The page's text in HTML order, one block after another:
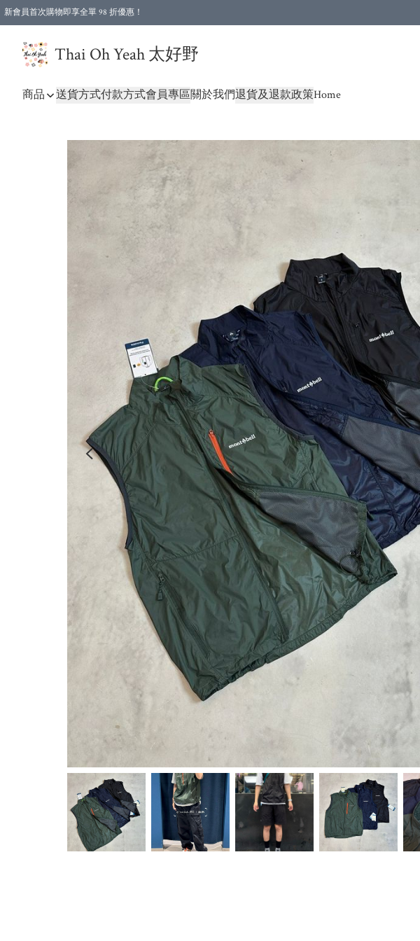
新會員首次購物即享全單 98 折優惠！
Thai Oh Yeah 太好野
商品 送貨方式付款方式會員專區關於我們退貨及退款政策Home